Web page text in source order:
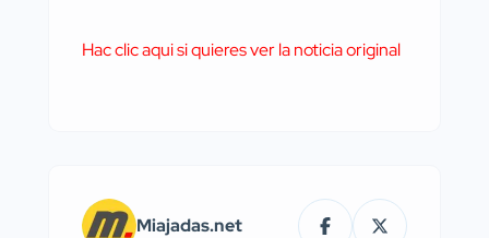
Hac clic aqui si quieres ver la noticia original
Miajadas.net